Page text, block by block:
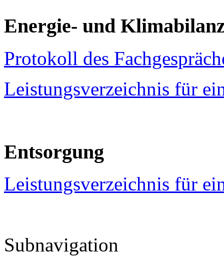
Energie- und
Protokoll des
Leistungsverzeichnis für
Entsorgung
Leistungsverzeichnis für
Subnavigation